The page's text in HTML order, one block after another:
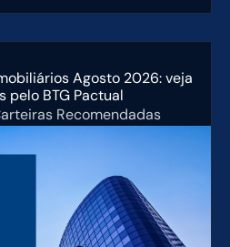
Agosto 2026: veja
pelo BTG Pactual
Recomendadas